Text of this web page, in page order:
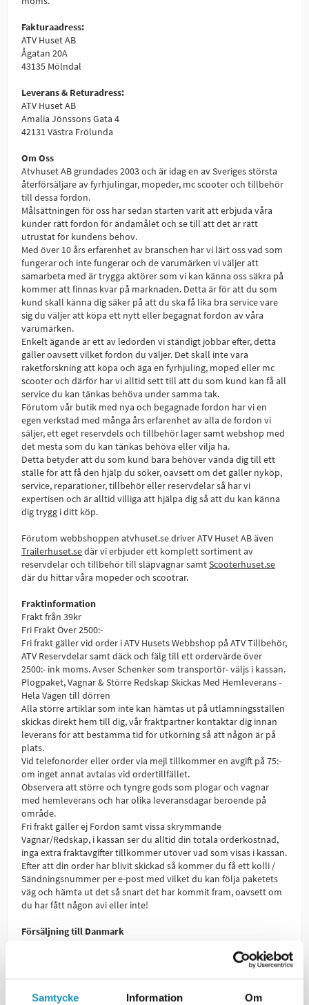
Samtycke Information Om
Fakturaadress:
ATV Huset AB
Ågatan 20A
43135 Mölndal
Leverans & Returadress:
ATV Huset AB
Amalia Jönssons Gata 4
42131 Västra Frölunda
Om Oss
Atvhuset AB grundades 2003 och är idag en av Sveriges största
återförsäljare av fyrhjulingar, mopeder, mc scooter och tillbehör
till dessa fordon.
Målsättningen för oss har sedan starten varit att erbjuda våra
kunder rätt fordon för ändamålet och se till att det är rätt
utrustat för kundens behov.
Med över 10 års erfarenhet av branschen har vi lärt oss vad som
fungerar och inte fungerar och de varumärken vi väljer att
samarbeta med är trygga aktörer som vi kan känna oss säkra på
kommer att finnas kvar på marknaden. Detta är för att du som
kund skall känna dig säker på att du ska få lika bra service vare
sig du väljer att köpa ett nytt eller begagnat fordon av våra
varumärken.
Enkelt ägande är ett av ledorden vi ständigt jobbar efter, detta
gäller oavsett vilket fordon du väljer. Det skall inte vara
raketforskning att köpa och äga en fyrhjuling, moped eller mc
scooter och därför har vi alltid sett till att du som kund kan få all
service du kan tänkas behöva under samma tak.
Förutom vår butik med nya och begagnade fordon har vi en
egen verkstad med många års erfarenhet av alla de fordon vi
säljer, ett eget reservdels och tillbehör lager samt webshop med
det mesta som du kan tänkas behöva eller vilja ha.
Detta betyder att du som kund bara behöver vända dig till ett
ställe för att få den hjälp du söker, oavsett om det gäller nyköp,
service, reparationer, tillbehör eller reservdelar så har vi
expertisen och är alltid villiga att hjälpa dig så att du kan känna
dig trygg i ditt köp.
Förutom webbshoppen atvhuset.se driver ATV Huset AB även
Trailerhuset.sedär vi erbjuder ett komplett sortiment av
reservdelar och tillbehör till släpvagnar samtScooterhuset.se
där du hittar våra mopeder och scootrar.
Fraktinformation
Frakt från 39kr
Fri Frakt Över 2500:-
Fri frakt gäller vid order i ATV Husets Webbshop på ATV Tillbehör,
ATV Reservdelar samt däck och fälg till ett ordervärde över
2500:- ink moms. Avser Schenker som transportör- väljs i kassan.
Plogpaket, Vagnar & Större Redskap Skickas Med Hemleverans -
Hela Vägen till dörren
Alla större artiklar som inte kan hämtas ut på utlämningsställen
skickas direkt hem till dig, vår fraktpartner kontaktar dig innan
leverans för att bestämma tid för utkörning så att någon är på
plats.
Vid telefonorder eller order via mejl tillkommer en avgift på 75:-
om inget annat avtalas vid ordertillfället.
Observera att större och tyngre gods som plogar och vagnar
med hemleverans och har olika leveransdagar beroende på
område.
Fri frakt gäller ej Fordon samt vissa skrymmande
Vagnar/Redskap, i kassan ser du alltid din totala orderkostnad,
inga extra fraktavgifter tillkommer utöver vad som visas i kassan.
Efter att din order har blivit skickad så kommer du få ett kolli /
Sändningsnummer per e-post med vilket du kan följa paketets
väg och hämta ut det så snart det har kommit fram, oavsett om
du har fått någon avi eller inte!
Försäljning till Danmark
order i Webbshoppen - Vi skickar även större gods med
hemleverans ( Vagnar, Plogar, Redskap etc.) Vänligen kontakta
Försäljning Finland